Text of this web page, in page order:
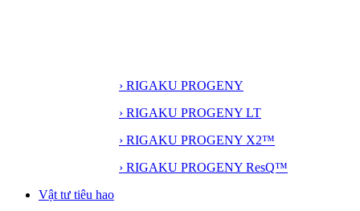
› RIGAKU PROGENY
› RIGAKU PROGENY LT
› RIGAKU PROGENY X2™
› RIGAKU PROGENY ResQ™
Vật tư tiêu hao